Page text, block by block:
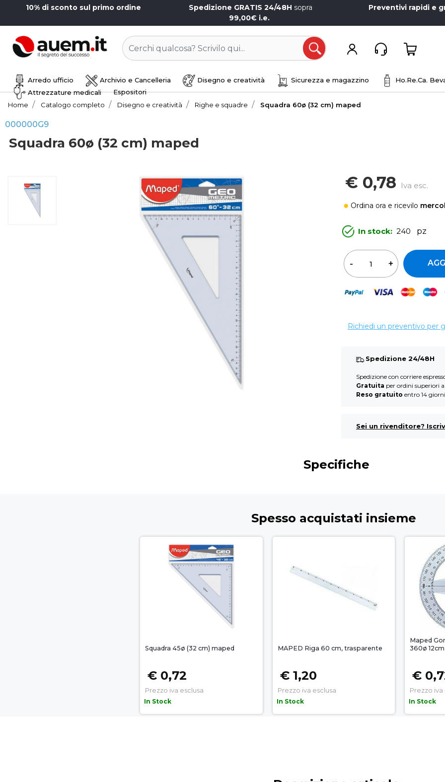
10% di sconto sul primo ordine Spedizione GRATIS 24/48H sopra
99,00€ i.e.
Preventivi rapidi e
Arredo ufficio Archivio e Cancelleria Disegno e creatività Sicurezza e magazzino Ho.Re.Ca.
Attrezzature medicali
Espositori
Home
Catalogo completo Disegno e creatività Righe e squadre Squadra 60ø (32 cm) maped
000000G9
Squadra 60ø (32 cm) maped
€ 0,78 Iva esc.
Ordina ora e ricevilo
In stock: 240 pz
Richiedi un preventivo per
Spedizione 24/48H
Spedizione con corriere
Gratuita per ordini superiori a
Reso gratuito entro 14 giorni
Sei un rivenditore?
Specifiche
Spesso acquistati insieme
Squadra 45ø (32 cm) maped
€ 0,72
Prezzo iva esclusa
In Stock
MAPED Riga 60 cm, trasparente
€ 1,20
Prezzo iva esclusa
In Stock
Maped
360ø 12cm
€
Prezzo iva
In Stock